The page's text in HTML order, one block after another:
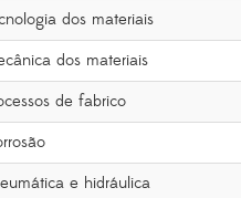
dos materiais
dos materiais
de fabrico
e hidráulica